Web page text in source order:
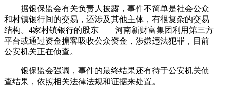
据银保监会有关负责人披露，事件不简单是社会公众
和村镇银行间的交易，还涉及其他主体，有很复杂的交易
结构。4家村镇银行的股东——河南新财富集团利用第三方
平台或通过资金掮客吸收公众资金，涉嫌违法犯罪，目前
公安机关正在侦查。
银保监会强调，事件的最终结果还有待于公安机关侦
查结果，依照相关法律法规和证据来处置。